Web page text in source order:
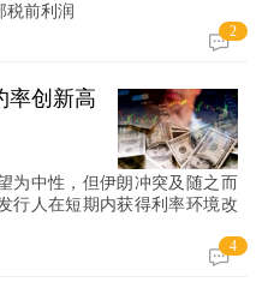
税前利润
2
率创新高
为中性，但伊朗冲突及随之而
行人在短期内获得利率环境改
4